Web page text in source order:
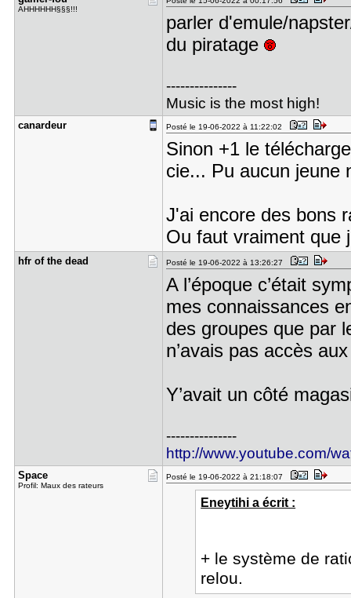
AHHHHHH§§§!!!
parler d'emule/
du piratage
---------------
Music is the most high!
canardeur Posté le 19-06-2022 à 11:22:02
Sinon +1 le
cie... Pu aucun jeune
J'ai encore des bons
Ou faut vraiment que
hfr of the​ dead Posté le 19-06-2022 à 13:26:27
A l’époque c’était
mes connaissances
des groupes que par
n’avais pas accès
Y’avait un côté
---------------
http://www.youtube.com/
Space
Profil: Maux des rateurs
Posté le 19-06-2022 à 21:18:07
Eneytihi a écrit :
+ le système de
relou.